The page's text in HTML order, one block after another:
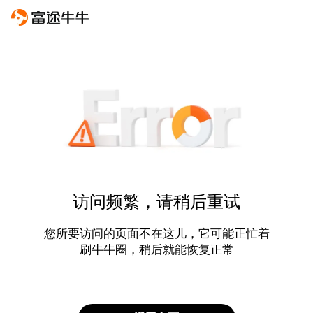
访问频繁，请稍后重试
您所要访问的页面不在这儿，它可能正忙着
刷牛牛圈，稍后就能恢复正常